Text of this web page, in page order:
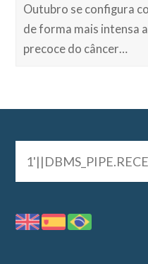
Outubro se configura
de forma mais intensa
precoce do câncer…